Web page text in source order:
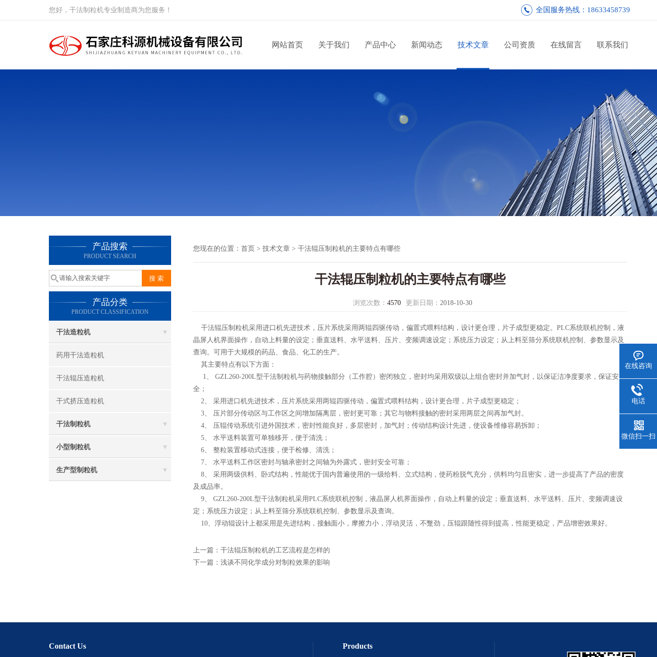
您好，干法制粒机专业制造商为您服务！ 全国服务热线：18633458739
网站首页 关于我们 产品中心 新闻动态 技术文章 公司资质 在线留言 联系我们
产品搜索
PRODUCT SEARCH
产品分类
PRODUCT CLASSIFICATION
干法造粒机
药用干法造粒机
干法辊压造粒机
干式挤压造粒机
干法制粒机
小型制粒机
生产型制粒机
您现在的位置： 首页 > 技术文章 > 干法辊压制粒机的主要特点有哪些
干法辊压制粒机的主要特点有哪些
浏览次数： 4570 更新日期： 2018-10-30
干法辊压制粒机采用进口机先进技术，压片系统采用两辊四驱传动，偏置式喂料结构，设计更合理，片子成型更稳定。PLC系统联机控制，液
晶屏人机界面操作，自动上料量的设定；垂直送料、水平送料、压片、变频调速设定；系统压力设定；从上料至筛分系统联机控制、参数显示及
查询。可用于大规模的药品、食品、化工的生产。
其主要特点有以下方面：
1、 GZL260-200L型干法制粒机与药物接触部分（工作腔）密闭独立，密封均采用双级以上组合密封并加气封，以保证洁净度要求，保证安
全；
2、 采用进口机先进技术，压片系统采用两辊四驱传动，偏置式喂料结构，设计更合理，片子成型更稳定；
3、 压片部分传动区与工作区之间增加隔离层，密封更可靠；其它与物料接触的密封采用两层之间再加气封。
4、 压辊传动系统引进外国技术，密封性能良好，多层密封，加气封；传动结构设计先进，使设备维修容易拆卸；
5、 水平送料装置可单独移开，便于清洗；
6、 整粒装置移动式连接，便于检修、清洗；
7、 水平送料工作区密封与轴承密封之间轴为外露式，密封安全可靠；
8、 采用两级供料、卧式结构，性能优于国内普遍使用的一级给料、立式结构，使药粉脱气充分，供料均匀且密实，进一步提高了产品的密度
及成品率。
9、 GZL260-200L型干法制粒机采用PLC系统联机控制，液晶屏人机界面操作，自动上料量的设定；垂直送料、水平送料、压片、变频调速设
定；系统压力设定；从上料至筛分系统联机控制、参数显示及查询。
10、浮动辊设计上都采用是先进结构，接触面小，摩擦力小，浮动灵活，不蹩劲，压辊跟随性得到提高，性能更稳定，产品增密效果好。
上一篇： 干法辊压制粒机的工艺流程是怎样的
下一篇： 浅谈不同化学成分对制粒效果的影响
Contact Us Products
在线咨询
电话
微信扫一扫